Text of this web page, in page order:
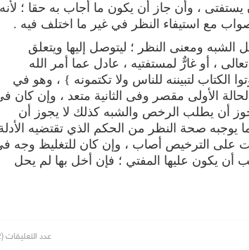
، وأن جاز أن يكون ما أجاب به حقا ؛ لأنه
مع استيفاء النظر في غير ما اختلف فيه .
ومعنى النظر ؛ ليتوصل إليها ويتعلق
، أو غارٌّ لمستفتيه ، عادل عما أمر الله
الكتاب لتبيننه للناس ولا تكتمونه } ، وهو في
الأولى مقصر وفى الثانية متعد ، وإن كان
يجوز أن يطلب الرخص والشبه كذلك لا يجوز أن
يوجبه صحة النظر من الحكم الذي تقتضيه
على الترخيص أصاب ، وإن كان للتغليظ وجه
يكون عليها المفتي ؛ فإن أخل بها لم يحل
عدد التعليقات (2)